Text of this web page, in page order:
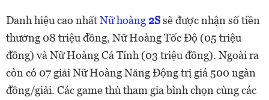
Danh hiệu cao nhấtNữ hoàng 2Ssẽ được nhận số tiền
thưởng 08 triệu đồng, Nữ Hoàng Tốc Độ (05 triệu
đồng) và Nữ Hoàng Cá Tính (03 triệu đồng). Ngoài ra
còn có 07 giải Nữ Hoàng Năng Động trị giá 500 ngàn
đồng/giải. Các game thủ tham gia bình chọn cùng các